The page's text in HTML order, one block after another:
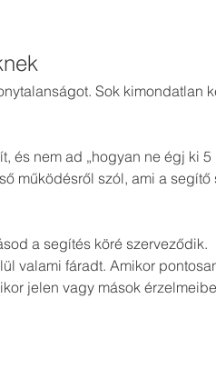
Sok kimondatlan
és nem ad „hogyan ne égj ki 5
működésről szól, ami a segítő
a segítés köré szerveződik.
valami fáradt. Amikor
jelen vagy mások